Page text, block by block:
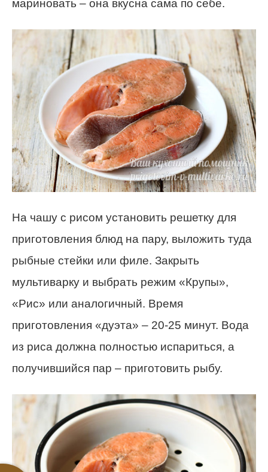
мариновать – она вкусна сама по себе.
На чашу с рисом установить решетку для
приготовления блюд на пару, выложить туда
рыбные стейки или филе. Закрыть
мультиварку и выбрать режим «Крупы»,
«Рис» или аналогичный. Время
приготовления «дуэта» – 20-25 минут. Вода
из риса должна полностью испариться, а
получившийся пар – приготовить рыбу.